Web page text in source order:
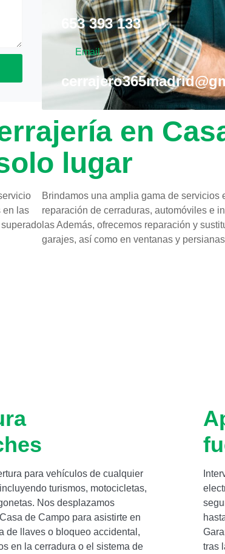
653 393 133
Email
en
lugar
en las
Brindamos una amplia gama de
reparación de cerraduras, automóviles e
las Además, ofrecemos reparación y
garajes, así como en ventanas y
para vehículos de cualquier
turismos, motocicletas,
Nos desplazamos
de Campo para asistirte en
de llaves o bloqueo accidental,
en la cerradura o el sistema de
tras